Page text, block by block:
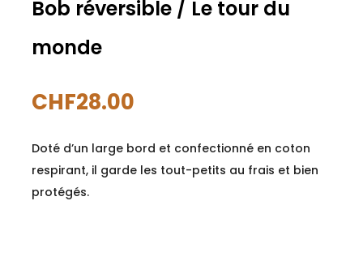
Bob réversible / Le tour du
monde
CHF28.00
Doté d’un large bord et confectionné en coton
respirant, il garde les tout-petits au frais et bien
protégés.